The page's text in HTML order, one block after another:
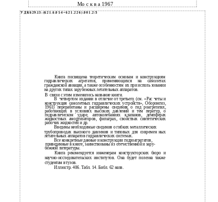
Мо с к в а 1967
У Д К 6 29 .13 : (6 2 1 .6 .0 5 4 + 6 2 1 .2 2 6 ) .0 0 1 .2 /3
Книга посвящена теоретическим основам и конструкциям
гидравлических агрегатов, применяющихся на самолетах
гражданской авиации, а также особенностям их при исполь­ зовании
на других типах зарубежных летательных аппаратов.
В связи с этим изменилось название книги.
В четвертом издании в отличие от третьего (см. «Рас­ четы и
конструкция самолетных гидравлических устройств», Оборонгиз,
1961) переработаны и расширены сведения о гид­ роагрегатах,
работающих в условиях высоких давлений и тем­ ператур, о
гидравлическом ударе, автоколебаниях клапанов, демпферах
жидкостных амортизаторов, фильтрах, свойствах синтетических
рабочих жидкостей и др.
Введены необходимые сведения о гибких металлических
трубопроводах высокого давления и типовых для современ­ ных
летательных аппаратов гидравлических системах.
Все конкретные данные и конструкции гидроагрегатов,
приведенные в книге, заимствованы из отечественной и зару­
бежной литературы.
Книга рекомендуется инженерам конструкторских бюро и
научно-исследовательских институтов. Она будет полезна также
студентам втузов.
Иллюстр. 406. Табл. 14. Библ. 62 назв.